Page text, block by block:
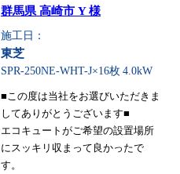
群馬県 高崎市 Y 様
施工日：
東芝
SPR-250NE-WHT-J×16枚 4.0kW
■この度は当社をお選びいただきま
してありがとうございます■
エコキュートがご希望の設置場所
にスッキリ収まって良かったで
す。